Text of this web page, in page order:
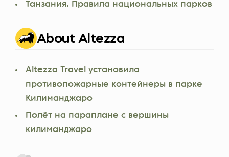
Танзания. Правила национальных парков
About Altezza
Altezza Travel установила
противопожарные контейнеры в парке
Килиманджаро
Полёт на параплане с вершины
килиманджаро